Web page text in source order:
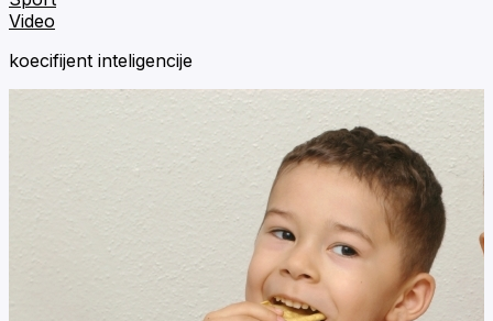
Video
koecifijent inteligencije